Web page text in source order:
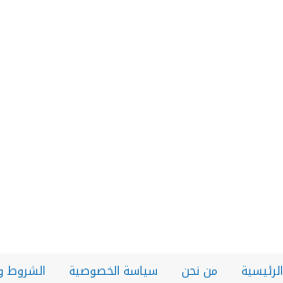
الرئيسية من نحن سياسة الخصوصية الشروط